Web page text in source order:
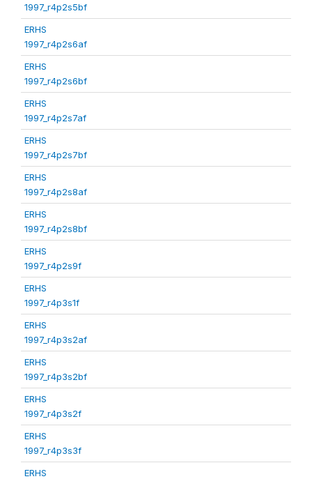
1997_r4p2s5bf
ERHS
1997_r4p2s6af
ERHS
1997_r4p2s6bf
ERHS
1997_r4p2s7af
ERHS
1997_r4p2s7bf
ERHS
1997_r4p2s8af
ERHS
1997_r4p2s8bf
ERHS
1997_r4p2s9f
ERHS
1997_r4p3s1f
ERHS
1997_r4p3s2af
ERHS
1997_r4p3s2bf
ERHS
1997_r4p3s2f
ERHS
1997_r4p3s3f
ERHS